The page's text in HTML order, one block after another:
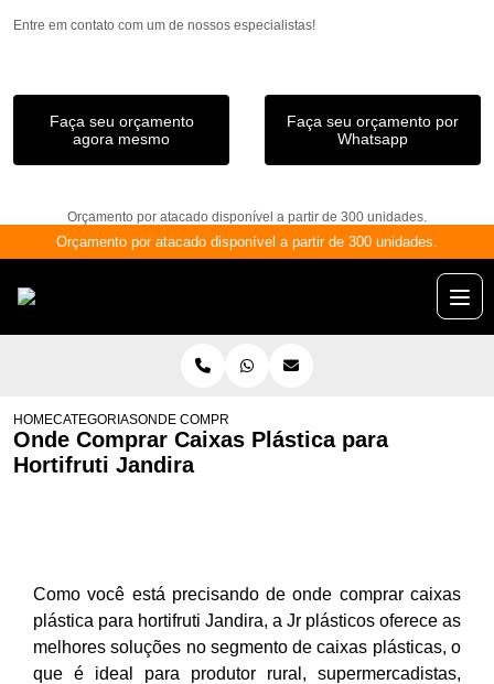
Entre em contato com um de nossos especialistas!
Faça seu orçamento
agora mesmo
Faça seu orçamento por
Whatsapp
Orçamento por atacado disponível a partir de 300 unidades.
Orçamento por atacado disponível a partir de 300 unidades.
HOMECATEGORIASONDE COMPRAR CAIXAS PLÁSTICA PARA HORTIFRUTI
Onde Comprar Caixas Plástica para
Hortifruti Jandira
Como você está precisando de onde comprar caixas
plástica para hortifruti Jandira, a Jr plásticos oferece as
melhores soluções no segmento de caixas plásticas, o
que é ideal para produtor rural, supermercadistas,